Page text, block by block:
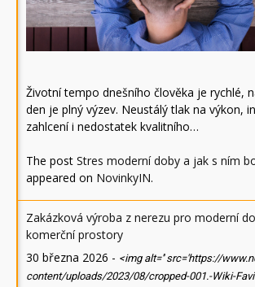
Životní tempo dnešního člověka je rychlé,
den je plný výzev. Neustálý tlak na výkon,
zahlcení i nedostatek kvalitního…
The post Stres moderní doby a jak s ním
appeared on NovinkyIN.
Zakázková výroba z nerezu pro moderní
komerční prostory
30 března 2026 - <img alt='' src='https://
content/uploads/2023/08/cropped-001.-Wiki-